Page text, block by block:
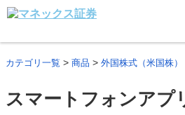
カテゴリ一覧 > 商品 > 外国株式（米国株）
スマートフォンアプ